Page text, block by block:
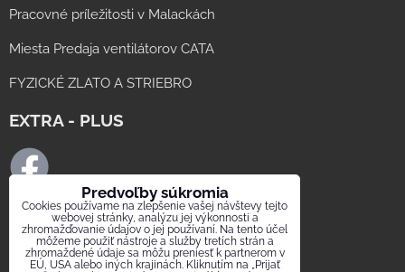
Pracovné príležitosti v Malackách
Miesta Predaja ventilátorov CATA
FYZICKÉ ZLATO A STRIEBRO
EXTRA - PLUS
FB ELMAT SLOVAKIA
FB digestor.info
Predvoľby súkromia
Cookies používame na zlepšenie vašej návštevy tejto
webovej stránky, analýzu jej výkonnosti a
zhromažďovanie údajov o jej používaní. Na tento účel
môžeme použiť nástroje a služby tretích strán a
zhromaždené údaje sa môžu preniesť k partnerom v
EÚ, USA alebo iných krajinách. Kliknutím na „Prijať